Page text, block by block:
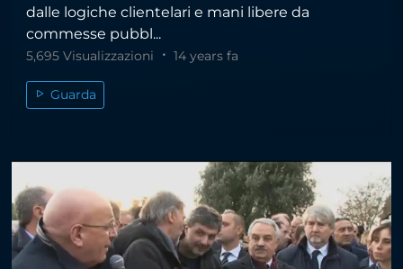
dalle logiche clientelari e mani libere da
commesse pubbl...
5,695 Visualizzazioni 14 years fa
Guarda